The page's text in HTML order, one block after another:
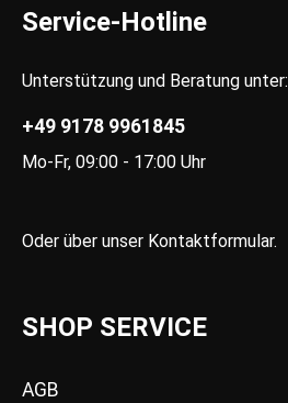
Service-Hotline
Unterstützung und Beratung unter:
+49 9178 9961845
Mo-Fr, 09:00 - 17:00 Uhr
Oder über unser Kontaktformular.
SHOP SERVICE
AGB